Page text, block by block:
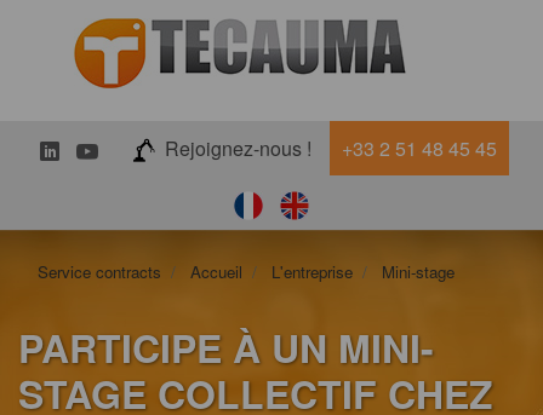
LinkedInYoutubeRejoignez-nous ! +33 2 51 48 45 45
Service contracts Accueil L'entreprise Mini-stage
PARTICIPE À UN MINI-
STAGE COLLECTIF CHEZ